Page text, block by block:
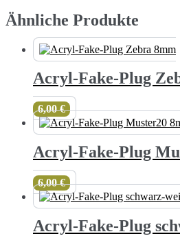
Ähnliche Produkte
Acryl-Fake-Plug
6,00€
Acryl-Fake-Plug
6,00€
Acryl-Fake-Plug